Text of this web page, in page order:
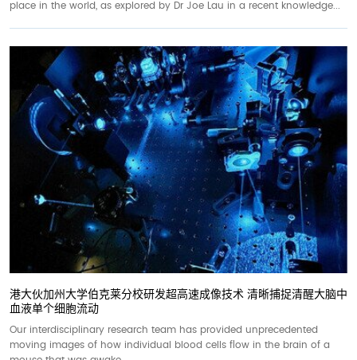
place in the world, as explored by Dr Joe Lau in a recent knowledge...
港大伙加州大学伯克莱分校研发超高速成像技术 清晰捕捉清醒大脑中
血液单个细胞流动
Our interdisciplinary research team has provided unprecedented
moving images of how individual blood cells flow in the brain of a